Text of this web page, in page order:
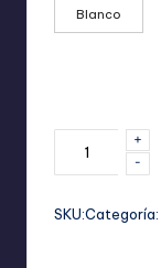
Blanco
Quita
Infinito:
-
+
SKU:Categoría: